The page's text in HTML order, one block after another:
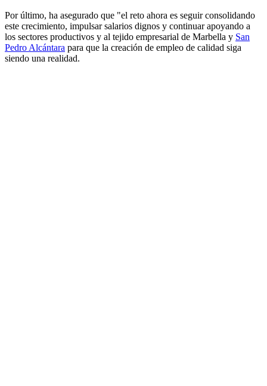
Por último, ha asegurado que "el reto ahora es seguir consolidando
este crecimiento, impulsar salarios dignos y continuar apoyando a
los sectores productivos y al tejido empresarial de Marbella y San
Pedro Alcántara para que la creación de empleo de calidad siga
siendo una realidad.